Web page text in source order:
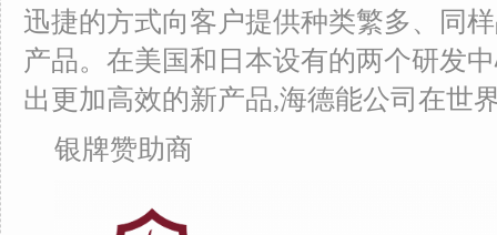
迅捷的方式向客户提供种类繁多、同
产品。在美国和日本设有的两个研发
出更加高效的新产品,海德能公司在世
银牌赞助商